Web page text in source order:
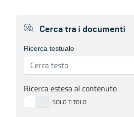
Cerca tra i documenti
Ricerca testuale
Ricerca estesa al contenuto